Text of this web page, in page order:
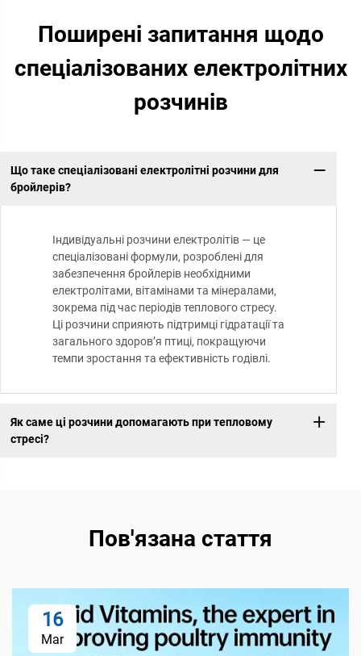
Поширені запитання щодо
спеціалізованих електролітних
розчинів
Що таке спеціалізовані електролітні розчини для
бройлерів?
Індивідуальні розчини електролітів — це
спеціалізовані формули, розроблені для
забезпечення бройлерів необхідними
електролітами, вітамінами та мінералами,
зокрема під час періодів теплового стресу.
Ці розчини сприяють підтримці гідратації та
загального здоров’я птиці, покращуючи
темпи зростання та ефективність годівлі.
Як саме ці розчини допомагають при тепловому
стресі?
Пов'язана стаття
16
Mar